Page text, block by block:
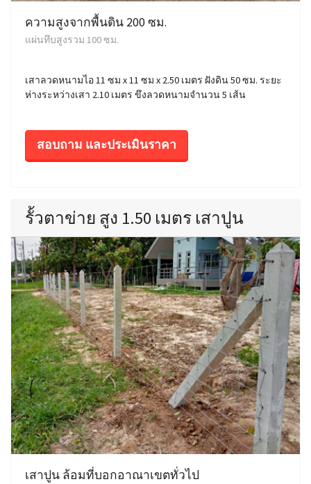
ความสูงจากพื้นดิน 200 ซม.
แผ่นทึบสูงรวม 100 ซม.
เสาลวดหนามไอ 11 ซม x 11 ซม x 2.50 เมตร ฝังดิน 50 ซม. ระยะ
ห่างระหว่างเสา 2.10 เมตร ขึงลวดหนามจำนวน 5 เส้น
สอบถาม และประเมินราคา
รั้วตาข่าย สูง 1.50 เมตร เสาปูน
เสาปูน ล้อมที่บอกอาณาเขตทั่วไป